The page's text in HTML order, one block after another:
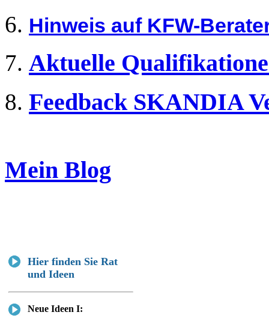
Hinweis auf KFW-
Aktuelle
Feedback SKANDIA
Mein Blog
Hier finden Sie Rat
und Ideen
Neue Ideen I: